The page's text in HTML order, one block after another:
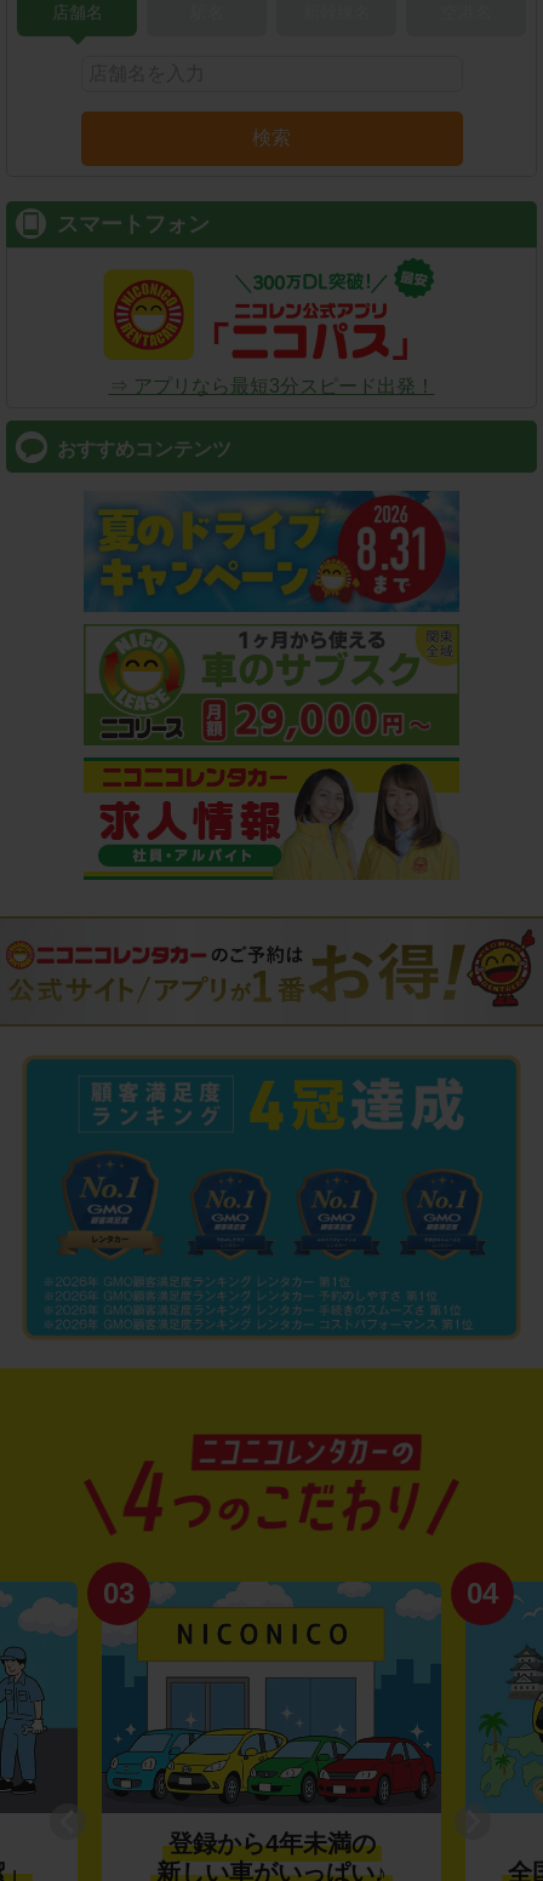
店舗名
検索
スマートフォン
⇒ アプリなら最短3分スピード出発！
おすすめコンテンツ
」
03
登録から4年未満の
新しい車がいっぱい♪
04
全